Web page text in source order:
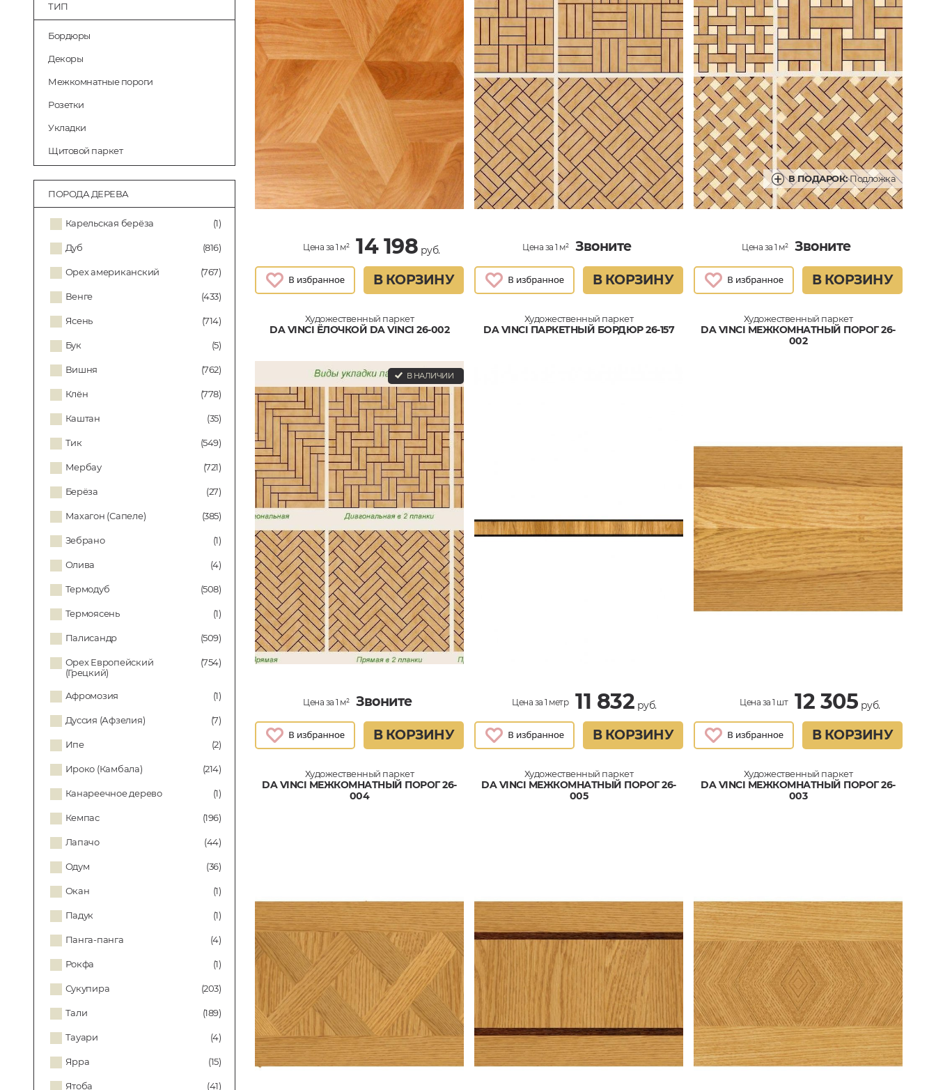
ТИП
Бордюры
Декоры
Межкомнатные пороги
Розетки
Укладки
Щитовой паркет
ПОРОДА ДЕРЕВА
Карельская берёза (1)
Дуб (816)
Орех американский (767)
Венге (433)
Ясень (714)
Бук (5)
Вишня (762)
Клён (778)
Каштан (35)
Тик (549)
Мербау (721)
Берёза (27)
Махагон (Сапеле) (385)
Зебрано (1)
Олива (4)
Термодуб (508)
Термоясень (1)
Палисандр (509)
Орех Европейский
(Грецкий)
(754)
Афромозия (1)
Дуссия (Афзелия) (7)
Ипе (2)
Ироко (Камбала) (214)
Канареечное дерево (1)
Кемпас (196)
Лапачо (44)
Одум (36)
Окан (1)
Падук (1)
Панга-панга (4)
Рокфа (1)
Сукупира (203)
Тали (189)
Тауари (4)
Ярра (15)
Ятоба (41)
Цена за 1 м² 14 198 руб.
В КОРЗИНУ
Цена за 1 м² Звоните
В КОРЗИНУ
В ПОДАРОК:Подложка
Цена за 1 м² Звоните
В КОРЗИНУ
Художественный паркет
DA VINCI ЁЛОЧКОЙ DA VINCI 26-002
В НАЛИЧИИ
Цена за 1 м² Звоните
В КОРЗИНУ
Художественный паркет
DA VINCI ПАРКЕТНЫЙ БОРДЮР 26-157
Цена за 1 метр 11 832 руб.
В КОРЗИНУ
Художественный паркет
DA VINCI МЕЖКОМНАТНЫЙ ПОРОГ 26-
002
Цена за 1 шт 12 305 руб.
В КОРЗИНУ
Художественный паркет
DA VINCI МЕЖКОМНАТНЫЙ ПОРОГ 26-
004
Художественный паркет
DA VINCI МЕЖКОМНАТНЫЙ ПОРОГ 26-
005
Художественный паркет
DA VINCI МЕЖКОМНАТНЫЙ ПОРОГ 26-
003